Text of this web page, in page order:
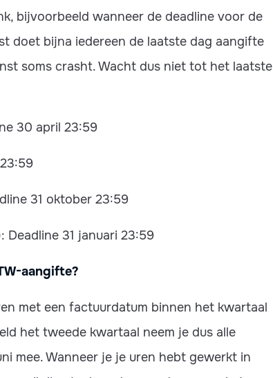
bijvoorbeeld wanneer de deadline voor de
doet bijna iedereen de laatste dag aangifte
soms crasht. Wacht dus niet tot het laatste
30 april 23:59
31 oktober 23:59
31 januari 23:59
aangifte?
met een factuurdatum binnen het kwartaal
het tweede kwartaal neem je dus alle
mee. Wanneer je je uren hebt gewerkt in